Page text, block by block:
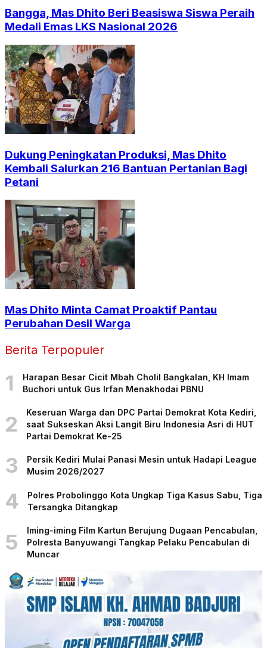
Bangga, Mas Dhito Beri Beasiswa Siswa Peraih
Medali Emas LKS Nasional 2026
Dukung Peningkatan Produksi, Mas Dhito
Kembali Salurkan 216 Bantuan Pertanian Bagi
Petani
Mas Dhito Minta Camat Proaktif Pantau
Perubahan Desil Warga
Berita Terpopuler
1
Harapan Besar Cicit Mbah Cholil Bangkalan, KH Imam
Buchori untuk Gus Irfan Menakhodai PBNU
2
Keseruan Warga dan DPC Partai Demokrat Kota Kediri,
saat Sukseskan Aksi Langit Biru Indonesia Asri di HUT
Partai Demokrat Ke-25
3
Persik Kediri Mulai Panasi Mesin untuk Hadapi League
Musim 2026/2027
4
Polres Probolinggo Kota Ungkap Tiga Kasus Sabu, Tiga
Tersangka Ditangkap
5
Iming-iming Film Kartun Berujung Dugaan Pencabulan,
Polresta Banyuwangi Tangkap Pelaku Pencabulan di
Muncar